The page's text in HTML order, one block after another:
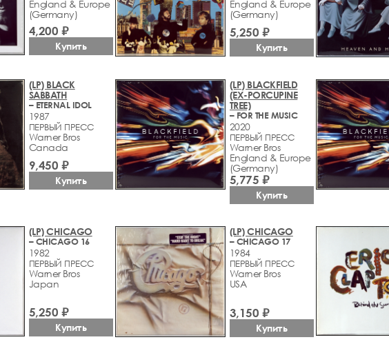
England & Europe
(Germany)
4,200 ₽
Купить
England & Europe
(Germany)
5,250 ₽
Купить
(LP) BLACK
SABBATH
– ETERNAL IDOL
1987
ПЕРВЫЙ ПРЕСС
Warner Bros
Canada
9,450 ₽
Купить
(LP) BLACKFIELD
(EX-PORCUPINE
TREE)
– FOR THE MUSIC
2020
ПЕРВЫЙ ПРЕСС
Warner Bros
England & Europe
(Germany)
5,775 ₽
Купить
(LP) CHICAGO
– CHICAGO 16
1982
ПЕРВЫЙ ПРЕСС
Warner Bros
Japan
5,250 ₽
Купить
(LP) CHICAGO
– CHICAGO 17
1984
ПЕРВЫЙ ПРЕСС
Warner Bros
USA
3,150 ₽
Купить